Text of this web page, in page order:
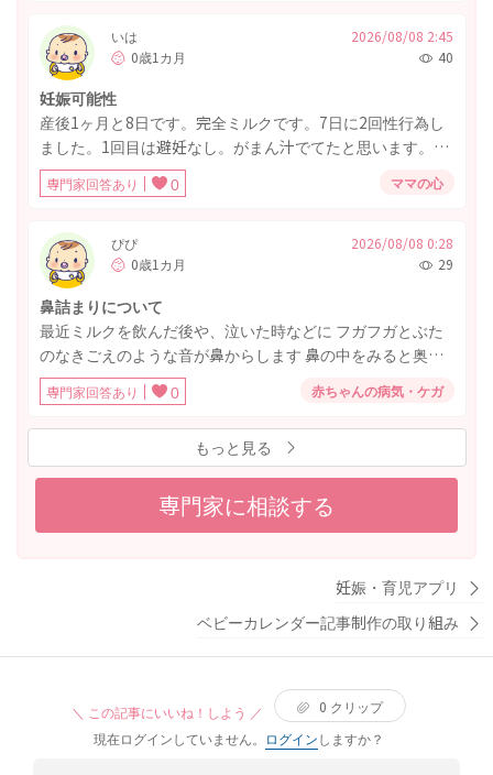
いは
0歳1カ月
2026/08/08 2:45
40
妊娠可能性
産後1ヶ月と8日です。完全ミルクです。7日に2回性行為し
ました。1回目は避妊なし。がまん汁でてたと思います。夫
がヤバいって言ってました。2回目は避妊なしで中だししま
した。悪露はおわりましたが生理はまだ来てないです 妊娠
専門家回答あり 0 ママの心
ぴぴ
0歳1カ月
2026/08/08 0:28
29
鼻詰まりについて
最近ミルクを飲んだ後や、泣いた時などに フガフガとぶた
のなきごえのような音が鼻からします 鼻の中をみると奥の
方に鼻くそがあり鼻の穴が狭くなっているのかなという感
じです。 しかし、調べてみると手前ではないので綿棒など
では取らないほうがいいのかなと思っています。 寝ている
時は授乳後だとたまに軽いいびきをかいているときもあれ
ば いびきなどかくようすはなくよく寝れている時もあるの
で判断が難しいです。 呼吸ができていないといわけではな
さそうですが 泣いている時が苦しそうです。 様子見でいい
などの判断基準があれば教えてください。
専門家回答あり 0 赤ちゃんの病気・ケガ
もっと見る
専門家に相談する
妊娠・育児アプリ
ベビーカレンダー記事制作の取り組み
＼ この記事にいいね！しよう ／ 0 クリップ
現在ログインしていません。
ログインしますか？